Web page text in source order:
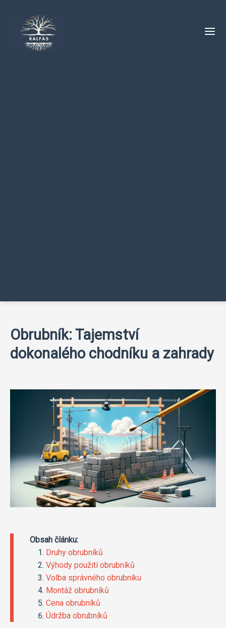
Obrubník: Tajemství
dokonalého chodníku a zahrady
Obsah článku:
Druhy obrubníků
Výhody použití obrubníků
Volba správného obrubníku
Montáž obrubníků
Cena obrubníků
Údržba obrubníků